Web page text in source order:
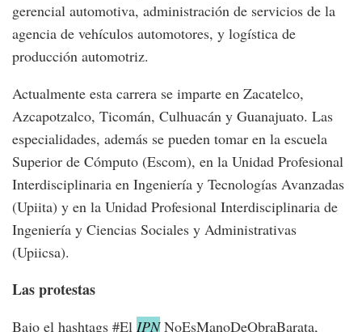
gerencial automotiva, administración de servicios de la
agencia de vehículos automotores, y logística de
producción automotriz.
Actualmente esta carrera se imparte en Zacatelco,
Azcapotzalco, Ticomán, Culhuacán y Guanajuato. Las
especialidades, además se pueden tomar en la escuela
Superior de Cómputo (Escom), en la Unidad Profesional
Interdisciplinaria en Ingeniería y Tecnologías Avanzadas
(Upiita) y en la Unidad Profesional Interdisciplinaria de
Ingeniería y Ciencias Sociales y Administrativas
(Upiicsa).
Las protestas
Bajo el hashtags #El IPN NoEsManoDeObraBarata,